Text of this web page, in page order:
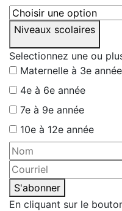
Niveaux scolaires
Selectionnez une ou
Maternelle à 3e année
4e à 6e année
7e à 9e année
10e à 12e année
S'abonner
En cliquant sur le